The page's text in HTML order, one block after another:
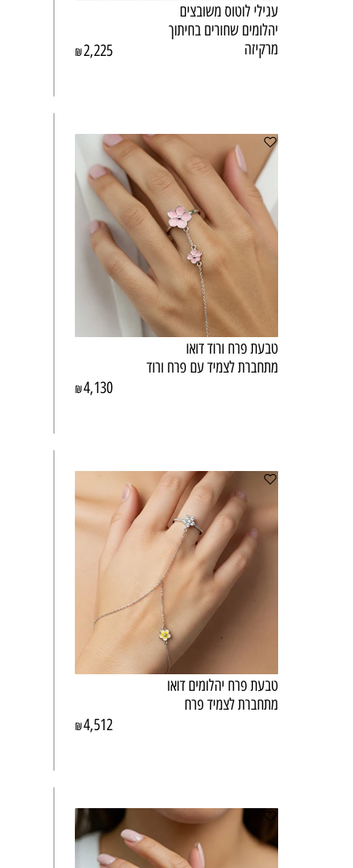
עגילי לוטוס משובצים
יהלומים שחורים בחיתוך
מרקיזה
₪2,225
טבעת פרח ורוד דואו
מתחברת לצמיד עם פרח ורוד
₪4,130
טבעת פרח יהלומים דואו
מתחברת לצמיד פרח
₪4,512